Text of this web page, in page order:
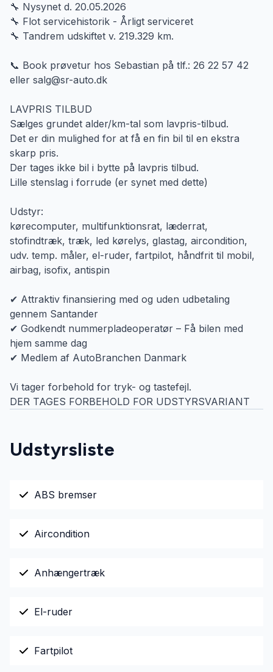
🔧 Nysynet d. 20.05.2026
🔧 Flot servicehistorik - Årligt serviceret
🔧 Tandrem udskiftet v. 219.329 km.
📞 Book prøvetur hos Sebastian på tlf.: 26 22 57 42
eller salg@sr-auto.dk
LAVPRIS TILBUD
Sælges grundet alder/km-tal som lavpris-tilbud.
Det er din mulighed for at få en fin bil til en ekstra
skarp pris.
Der tages ikke bil i bytte på lavpris tilbud.
Lille stenslag i forrude (er synet med dette)
Udstyr:
kørecomputer, multifunktionsrat, læderrat,
stofindtræk, træk, led kørelys, glastag, aircondition,
udv. temp. måler, el-ruder, fartpilot, håndfrit til mobil,
airbag, isofix, antispin
✔ Attraktiv finansiering med og uden udbetaling
gennem Santander
✔ Godkendt nummerpladeoperatør – Få bilen med
hjem samme dag
✔ Medlem af AutoBranchen Danmark
Vi tager forbehold for tryk- og tastefejl.
DER TAGES FORBEHOLD FOR UDSTYRSVARIANT
Udstyrsliste
ABS bremser
Aircondition
Anhængertræk
El-ruder
Fartpilot